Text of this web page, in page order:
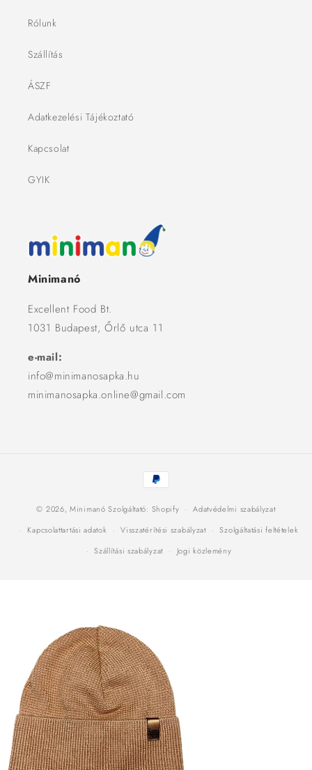
Rólunk
Szállítás
ÁSZF
Adatkezelési Tájékoztató
Kapcsolat
GYIK
Minimanó
Excellent Food Bt.
1031 Budapest, Őrlő utca 11
e-mail:
info@minimanosapka.hu
minimanosapka.online@gmail.com
Fizetési
módok
© 2026,Minimanó Szolgáltató: Shopify
Adatvédelmi szabályzat
Kapcsolattartási adatok
Visszatérítési szabályzat
Szolgáltatási feltételek
Szállítási szabályzat
Jogi közlemény